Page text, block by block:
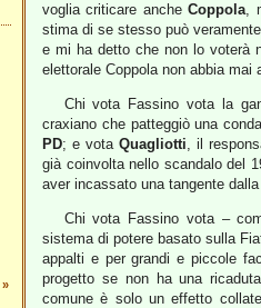
»
voglia criticare ancheCoppola,
stima di se stesso può
e mi ha detto che non lo voterà
elettorale Coppola non abbia
Chi vota Fassino vota la
craxiano che patteggiò una
PD; e vota Quagliotti, il
già coinvolta nello scandalo del
aver incassato una tangente
Chi vota Fassino vota –
sistema di potere basato sulla
appalti e per grandi e piccole
progetto se non ha una
comune è solo un effetto